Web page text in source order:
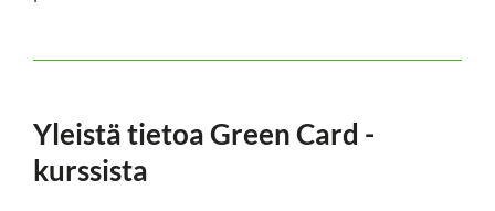
Yleistä tietoa Green Card -
kurssista